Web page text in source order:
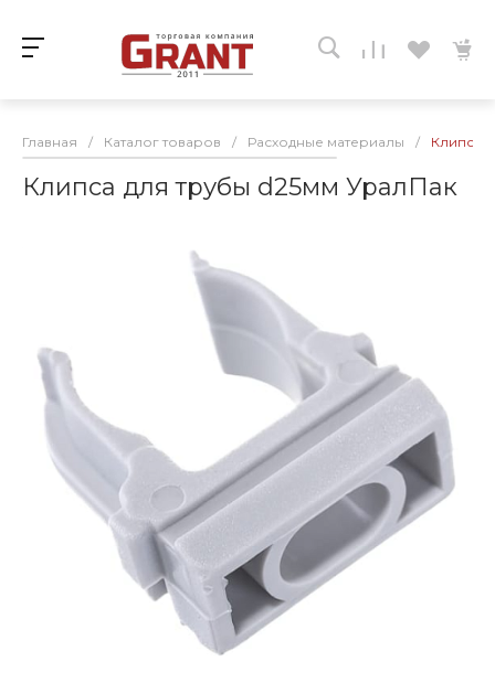
Главная / Каталог товаров / Расходные материалы / Клипса
Клипса для трубы d25мм УралПак